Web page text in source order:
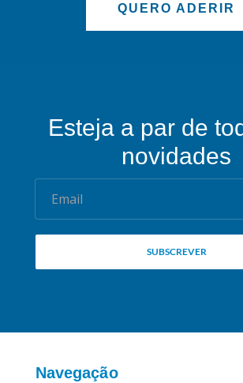
QUERO ADERIR
Esteja a par de
novidades
Email
SUBSCREVER
Navegação